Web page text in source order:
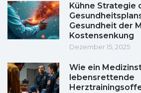
Kühne Strategie
Gesundheit der
Kostensenkung
Dezember 15, 2025
Wie ein
lebensrettende